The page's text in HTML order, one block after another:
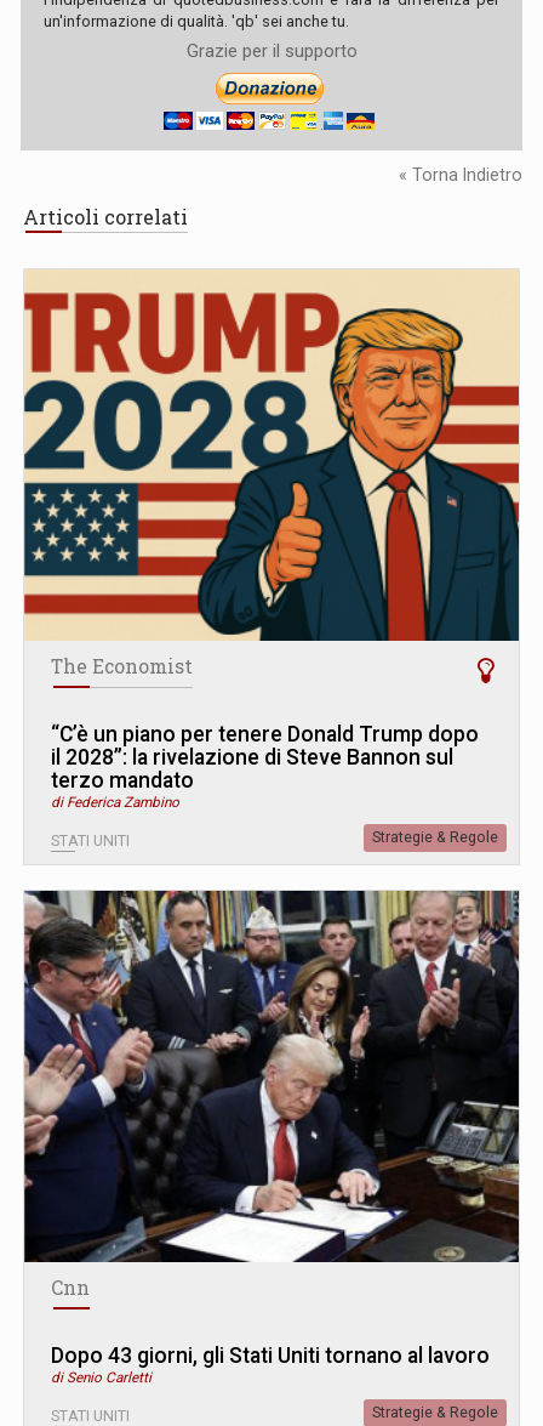
un'informazione di qualità. 'qb' sei anche tu.
Grazie per il supporto
« Torna Indietro
Articoli correlati
The Economist
“C’è un piano per tenere Donald Trump dopo
il 2028”: la rivelazione di Steve Bannon sul
terzo mandato
di Federica Zambino
STATI UNITI Strategie & Regole
Cnn
Dopo 43 giorni, gli Stati Uniti tornano al lavoro
di Senio Carletti
STATI UNITI Strategie & Regole